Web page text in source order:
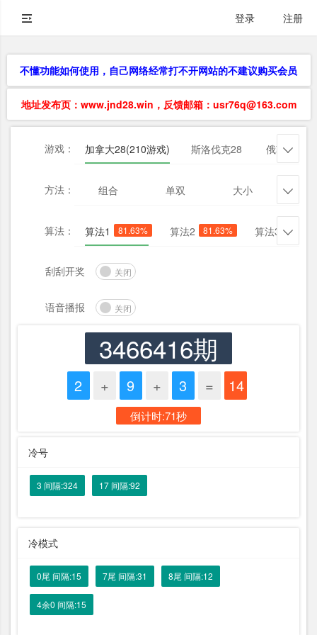
登录 注册
不懂功能如何使用，自己网络经常打不开网站的不建议购买会员
地址发布页：www.jnd28.win，反馈邮箱：usr76q@163.com
游戏： 加拿大28(210游戏) 斯洛伐克28 俄勒冈28

方法： 组合 单双 大小 
算法： 算法1 81.63% 算法2 81.63% 算法3 77.55%

刮刮开奖 关闭
语音播报 关闭
3466416期
2 + 9 + 3 = 14
倒计时:71秒
冷号
3 间隔:324 17 间隔:92
冷模式
0尾 间隔:15 7尾 间隔:31 8尾 间隔:12
4余0 间隔:15